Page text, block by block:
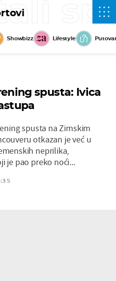
Showbizz Lifestyle
spusta: Ivica
spusta na Zimskim
otkazan je već u
neprilika,
je pao preko noći...